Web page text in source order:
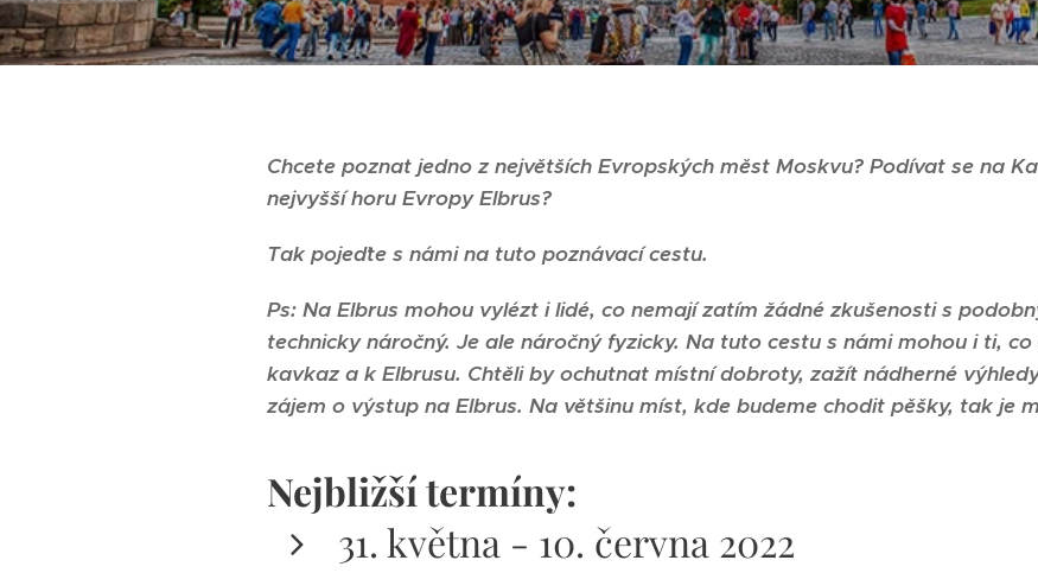
Chcete poznat jedno z největších Evropských měst Moskvu?Podívat se na
nejvyšší horu Evropy Elbrus?
Tak pojeďte s námi na tuto poznávací cestu.
Ps: Na Elbrus mohou vylézt i lidé, co nemají zatím žádné zkušenosti s
technicky náročný. Je ale náročný fyzicky. Na tuto cestu s námi mohou i ti,
kavkaz a k Elbrusu. Chtěli by ochutnat místní dobroty, zažít nádherné
zájem o výstup na Elbrus. Na většinu míst, kde budeme chodit pěšky, tak je
Nejbližší termíny:
31. května - 10. června 2022